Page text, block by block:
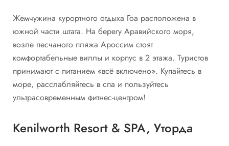
Жемчужина курортного отдыха Гоа расположена в
южной части штата. На берегу Аравийского моря,
возле песчаного пляжа Ароссим стоят
комфортабельные виллы и корпус в 2 этажа. Туристов
принимают с питанием «всё включено». Купайтесь в
море, расслабляйтесь в спа и пользуйтесь
ультрасовременным фитнес-центром!
Kenilworth Resort & SPA, Уторда